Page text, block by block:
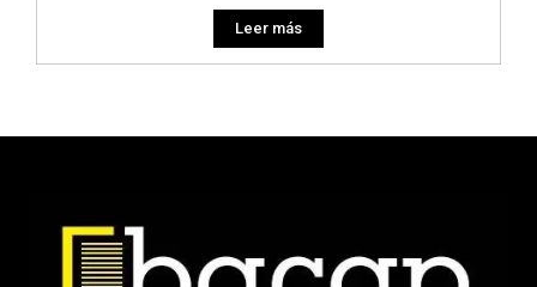
Leer más